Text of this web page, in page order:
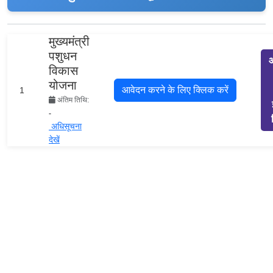
1
मुख्यमंत्री
पशुधन
विकास
योजना
अंतिम तिथि:
-
अधिसूचना
देखें